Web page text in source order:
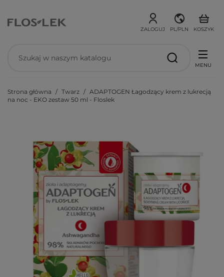
ZALOGUJ PL/PLN KOSZYK
MENU
Strona główna Twarz
ADAPTOGEN Łagodzący krem z lukrecją
na noc - EKO zestaw 50 ml - Floslek